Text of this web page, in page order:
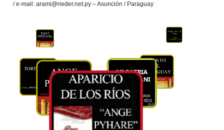
/ e-mail: arami@rieder.net.py – Asunción / Paraguay